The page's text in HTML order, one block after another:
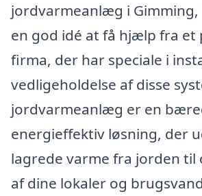
jordvarmeanlæg i
en god idé at få hjælp fra et
firma, der har speciale i
vedligeholdelse af disse
jordvarmeanlæg er en
energieffektiv løsning, der
lagrede varme fra jorden til
af dine lokaler og